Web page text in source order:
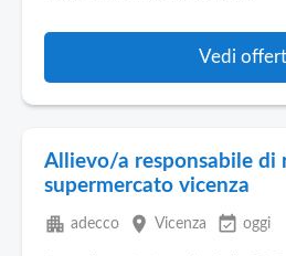
Vedi
Allievo/a responsabile di
supermercato vicenza
apartment adecco place Vicenza event_available oggi